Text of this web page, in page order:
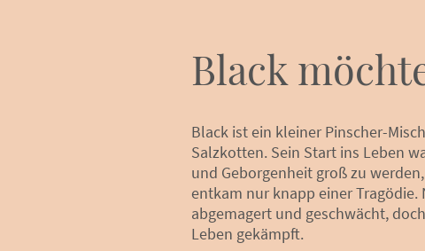
Black
Black ist ein kleiner Pinscher-
Salzkotten. Sein Start ins Leben
und Geborgenheit groß zu
entkam nur knapp einer Tragödie.
abgemagert und geschwächt,
Leben gekämpft.